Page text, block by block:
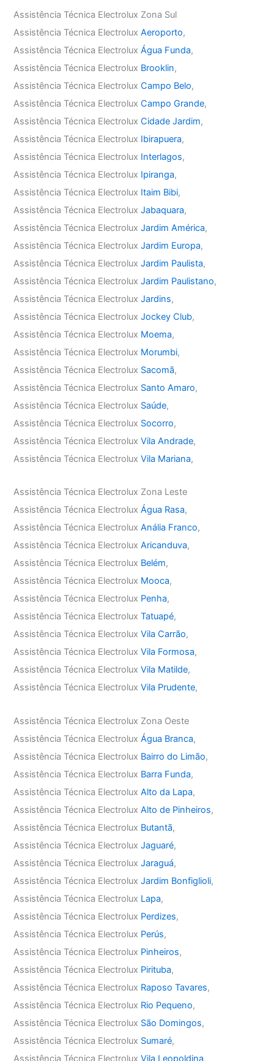
Assistência Técnica Electrolux Zona Sul
Assistência Técnica ElectroluxAeroporto,
Assistência Técnica ElectroluxÁgua Funda,
Assistência Técnica Electrolux Brooklin,
Assistência Técnica ElectroluxCampo Belo,
Assistência Técnica ElectroluxCampo Grande,
Assistência Técnica ElectroluxCidade Jardim,
Assistência Técnica Electrolux Ibirapuera,
Assistência Técnica Electrolux Interlagos,
Assistência Técnica Electrolux Ipiranga,
Assistência Técnica Electrolux Itaim Bibi,
Assistência Técnica ElectroluxJabaquara,
Assistência Técnica ElectroluxJardim América,
Assistência Técnica ElectroluxJardim Europa,
Assistência Técnica ElectroluxJardim Paulista,
Assistência Técnica ElectroluxJardim Paulistano,
Assistência Técnica ElectroluxJardins,
Assistência Técnica ElectroluxJockey Club,
Assistência Técnica Electrolux Moema,
Assistência Técnica Electrolux Morumbi,
Assistência Técnica Electrolux Sacomã,
Assistência Técnica Electrolux Santo Amaro,
Assistência Técnica Electrolux Saúde,
Assistência Técnica Electrolux Socorro,
Assistência Técnica ElectroluxVila Andrade,
Assistência Técnica ElectroluxVila Mariana,
Assistência Técnica Electrolux Zona Leste
Assistência Técnica ElectroluxÁgua Rasa,
Assistência Técnica ElectroluxAnália Franco,
Assistência Técnica ElectroluxAricanduva,
Assistência Técnica Electrolux Belém,
Assistência Técnica Electrolux Mooca,
Assistência Técnica Electrolux Penha,
Assistência Técnica ElectroluxTatuapé,
Assistência Técnica ElectroluxVila Carrão,
Assistência Técnica ElectroluxVila Formosa,
Assistência Técnica ElectroluxVila Matilde,
Assistência Técnica ElectroluxVila Prudente,
Assistência Técnica Electrolux Zona Oeste
Assistência Técnica ElectroluxÁgua Branca,
Assistência Técnica Electrolux Bairro do Limão,
Assistência Técnica Electrolux Barra Funda,
Assistência Técnica ElectroluxAlto da Lapa,
Assistência Técnica ElectroluxAlto de Pinheiros,
Assistência Técnica Electrolux Butantã,
Assistência Técnica ElectroluxJaguaré,
Assistência Técnica ElectroluxJaraguá,
Assistência Técnica ElectroluxJardim Bonfiglioli,
Assistência Técnica Electrolux Lapa,
Assistência Técnica Electrolux Perdizes,
Assistência Técnica Electrolux Perús,
Assistência Técnica Electrolux Pinheiros,
Assistência Técnica Electrolux Pirituba,
Assistência Técnica Electrolux Raposo Tavares,
Assistência Técnica Electrolux Rio Pequeno,
Assistência Técnica Electrolux São Domingos,
Assistência Técnica Electrolux Sumaré,
Assistência Técnica ElectroluxVila Leopoldina,